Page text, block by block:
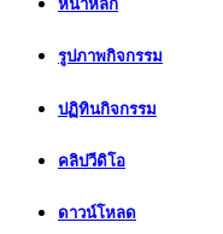
หน้าหลัก
รูปภาพกิจกรรม
ปฏิทินกิจกรรม
คลิปวีดิโอ
ดาวน์โหลด